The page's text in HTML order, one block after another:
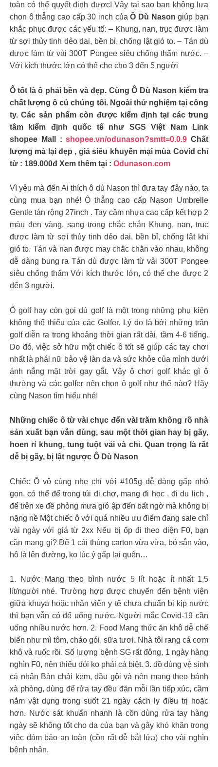
toàn có thể quyết định được! Vậy tại sao bạn không lựa
chon ô thẳng cao cấp 30 inch củaÔ Dù Nasongiúp bạn
khắc phục được các yếu tố: – Khung, nan, trục được làm
từ sợi thủy tinh dẻo dai, bền bỉ, chống lật gió to. – Tán dù
được làm từ vải 300T Pongee siêu chống thấm nước. –
Với kích thước lớn có thể che cho 3 đến 5 người
Ô tốt là ô phải bền và đẹp. Cùng Ô Dù Nason kiểm tra
chất lượng ô củ chúng tôi. Ngoài thử nghiệm tại công
ty. Các sản phẩm còn được kiểm định tại các trung
tâm kiểm định quốc tế như SGS Việt Nam Link
shopee Mall :shopee.vn/odunason?smtt=0.0.9 Chất
lượng mà lại đẹp , giá siêu khuyến mại mùa Covid chỉ
từ : 189.000đ Xem thêm tại : Odunason.com
Vì yêu mà đến Ai thích ô dù Nason thì đưa tay đây nào, ta
cùng mua bạn nhé! Ô thẳng cao cấp Nason Umbrelle
Gentle tán rộng 27inch . Tay cầm nhựa cao cấp kết hợp 2
màu đen vàng, sang trọng chắc chắn Khung, nan, trục
được làm từ sợi thủy tinh dẻo dai, bền bỉ, chống lật khi
gió to. Tán và nan được may chắc chắn vào nhau, không
dễ dàng bung ra Tán dù được làm từ vải 300T Pongee
siêu chống thấm Với kích thước lớn, có thể che được 2
đến 3 người.
Ô golf hay còn gọi dù golf là một trong những phụ kiện
không thể thiếu của các Golfer. Lý do là bởi những trận
golf diễn ra trong khoảng thời gian rất dài, tầm 4-6 tiếng.
Do đó, việc sở hữu một chiếc ô tốt sẽ giúp các tay chơi
nhất là phái nữ bảo vệ làn da và sức khỏe của mình dưới
ánh nắng mặt trời gay gắt. Vậy ô chơi golf khác gì ô
thường và các golfer nên chọn ô golf như thế nào? Hãy
cùng Nason tìm hiểu nhé!
Những chiếc ô từ vài chục đến vài trăm không rõ nhà
sản xuất bạn vẫn dùng, sau một thời gian hay bị gãy,
hoen rỉ khung, tung tuột vải và chỉ. Quan trọng là rất
dễ bị gãy, bị lật ngược Ô Dù Nason
Chiếc Ô vô cùng nhẹ chỉ với #105g dễ dàng gấp nhỏ
gọn, có thể để trong túi đi chợ, mang đi học , đi du lịch ,
để trên xe đề phòng mưa gió ập đến bất ngờ mà không bị
nặng nề Một chiếc ô với quá nhiều ưu điểm đang sale chỉ
vài ngày với giá từ 2xx Nếu bị ốp đi theo diện F0, bạn
cần mang gì? Để 1 cái thùng carton vừa vừa, bỏ sẵn vào,
hô là lên đường, ko lúc ý gấp lại quên…
1. Nước Mang theo bình nước 5 lít hoặc ít nhất 1,5
lít/người nhé. Trường hợp được chuyển đến bệnh viện
giữa khuya hoặc nhân viên y tế chưa chuẩn bị kịp nước
thì bạn vẫn có để uống nước. Người mắc Covid-19 cần
uống nhiều nước hơn. 2. Food Mang thức ăn khô dễ chế
biến như mì tôm, cháo gói, sữa tươi. Nhà tôi rang cá cơm
khô và ruốc rồi. Số lượng bệnh SG rất đông, 1 ngày hàng
nghìn F0, nên thiếu đói ko phải cá biệt. 3. đồ dùng vệ sinh
cá nhân Bàn chải kem, dầu gội và nên mang theo bánh
xà phòng, dùng để rửa tay đều đặn mỗi lần tiếp xúc, cầm
nắm vật dụng trong suốt 21 ngày cách ly điều trị hoặc
hơn. Nước sát khuẩn nhanh là cồn dùng rửa tay hàng
ngày sẽ không tốt cho da của bạn và gây khó khăn trong
việc đảm bảo an toàn (cồn rất dễ bắt lửa) cho vài nghìn
bệnh nhân.